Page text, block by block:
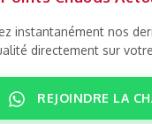
Dakar : un
instantanément nos
directement sur
REJOINDRE LA